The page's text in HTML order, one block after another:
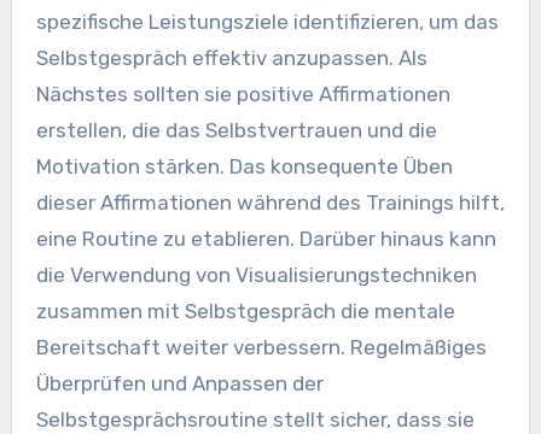
spezifische Leistungsziele identifizieren, um das
Selbstgespräch effektiv anzupassen. Als
Nächstes sollten sie positive Affirmationen
erstellen, die das Selbstvertrauen und die
Motivation stärken. Das konsequente Üben
dieser Affirmationen während des Trainings hilft,
eine Routine zu etablieren. Darüber hinaus kann
die Verwendung von Visualisierungstechniken
zusammen mit Selbstgespräch die mentale
Bereitschaft weiter verbessern. Regelmäßiges
Überprüfen und Anpassen der
Selbstgesprächsroutine stellt sicher, dass sie